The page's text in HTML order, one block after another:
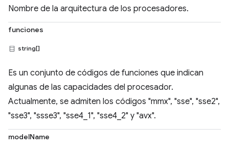
Nombre de la arquitectura de los procesadores.
funciones
string[]
Es un conjunto de códigos de funciones que indican
algunas de las capacidades del procesador.
Actualmente, se admiten los códigos "mmx", "sse", "sse2",
"sse3", "ssse3", "sse4_1", "sse4_2" y "avx".
modelName